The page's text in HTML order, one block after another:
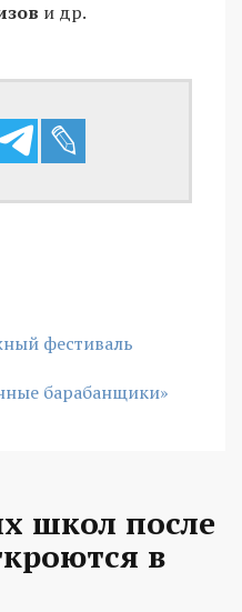
и др.
фестиваль
барабанщики»
школ после
в